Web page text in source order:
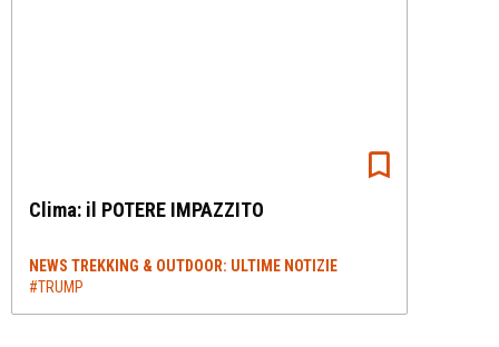
Clima: il POTERE IMPAZZITO
NEWS TREKKING & OUTDOOR: ULTIME NOTIZIE
#TRUMP